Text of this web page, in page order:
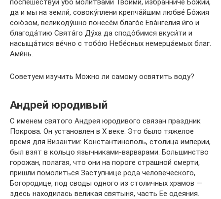
поспешеству́й у́бо моли́твами Твои́ми, избра́нниче Бо́жий,
да и мы на земли́, совоку́плени крепча́йшим любве́ Бо́жия
сою́зом, великоду́шно понесе́м благо́е Ева́нгелия и́го и
благода́тию Свята́го Ду́ха да сподо́бимся вкуси́ти и
насыща́тися ве́чно с тобо́ю Небе́сных немерца́емых благ.
Ами́нь.
Советуем изучить Можно ли самому освятить воду?
Андрей юродивый
С именем святого Андрея юродивого связан праздник
Покрова. Он установлен в Х веке. Это было тяжелое
время для Византии: Константинополь, столица империи,
был взят в кольцо язычниками-варварами. Большинство
горожан, полагая, что они на пороге страшной смерти,
пришли помолиться Заступнице рода человеческого,
Богородице, под своды одного из столичных храмов —
здесь находилась великая святыня, часть Ее одеяния.